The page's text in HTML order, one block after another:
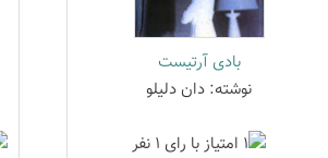
بادی آرتیست
نوشته: دان دلیلو